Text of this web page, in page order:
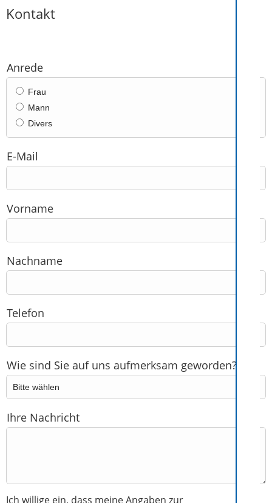
Kontakt
Anrede
Frau
Mann
Divers
E-Mail
Vorname
Nachname
Telefon
Wie sind Sie auf uns aufmerksam geworden?
Ihre Nachricht
Ich willige ein, dass meine Angaben zur